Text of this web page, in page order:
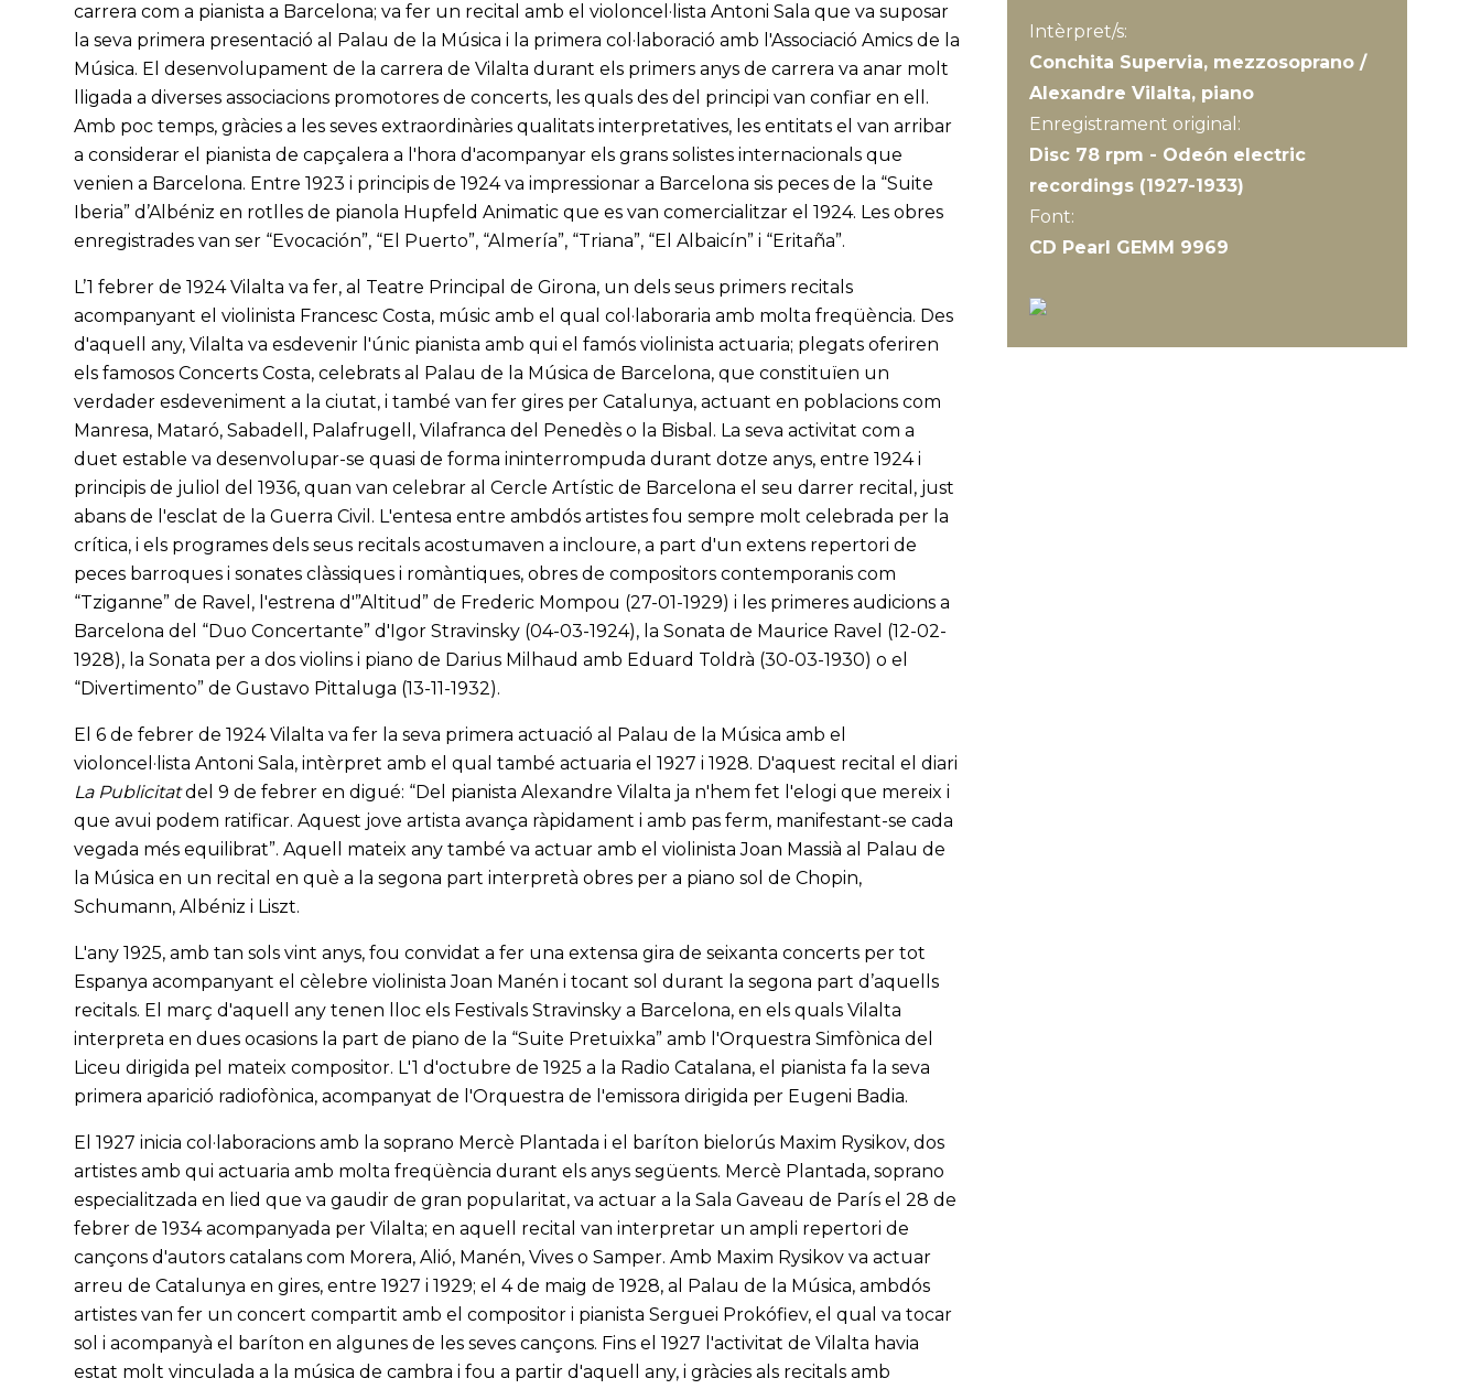
carrera com a pianista a Barcelona; va fer un recital amb el violoncel·lista Antoni Sala que va suposar
la seva primera presentació al Palau de la Música i la primera col·laboració amb l'Associació Amics de la
Música. El desenvolupament de la carrera de Vilalta durant els primers anys de carrera va anar molt
lligada a diverses associacions promotores de concerts, les quals des del principi van confiar en ell.
Amb poc temps, gràcies a les seves extraordinàries qualitats interpretatives, les entitats el van arribar
a considerar el pianista de capçalera a l'hora d'acompanyar els grans solistes internacionals que
venien a Barcelona. Entre 1923 i principis de 1924 va impressionar a Barcelona sis peces de la “Suite
Iberia” d’Albéniz en rotlles de pianola Hupfeld Animatic que es van comercialitzar el 1924. Les obres
enregistrades van ser “Evocación”, “El Puerto”, “Almería”, “Triana”, “El Albaicín” i “Eritaña”.
L’1 febrer de 1924 Vilalta va fer, al Teatre Principal de Girona, un dels seus primers recitals
acompanyant el violinista Francesc Costa, músic amb el qual col·laboraria amb molta freqüència. Des
d'aquell any, Vilalta va esdevenir l'únic pianista amb qui el famós violinista actuaria; plegats oferiren
els famosos Concerts Costa, celebrats al Palau de la Música de Barcelona, que constituïen un
verdader esdeveniment a la ciutat, i també van fer gires per Catalunya, actuant en poblacions com
Manresa, Mataró, Sabadell, Palafrugell, Vilafranca del Penedès o la Bisbal. La seva activitat com a
duet estable va desenvolupar-se quasi de forma ininterrompuda durant dotze anys, entre 1924 i
principis de juliol del 1936, quan van celebrar al Cercle Artístic de Barcelona el seu darrer recital, just
abans de l'esclat de la Guerra Civil. L'entesa entre ambdós artistes fou sempre molt celebrada per la
crítica, i els programes dels seus recitals acostumaven a incloure, a part d'un extens repertori de
peces barroques i sonates clàssiques i romàntiques, obres de compositors contemporanis com
“Tziganne” de Ravel, l'estrena d'”Altitud” de Frederic Mompou (27-01-1929) i les primeres audicions a
Barcelona del “Duo Concertante” d'Igor Stravinsky (04-03-1924), la Sonata de Maurice Ravel (12-02-
1928), la Sonata per a dos violins i piano de Darius Milhaud amb Eduard Toldrà (30-03-1930) o el
“Divertimento” de Gustavo Pittaluga (13-11-1932).
El 6 de febrer de 1924 Vilalta va fer la seva primera actuació al Palau de la Música amb el
violoncel·lista Antoni Sala, intèrpret amb el qual també actuaria el 1927 i 1928. D'aquest recital el diari
La Publicitatdel 9 de febrer en digué: “Del pianista Alexandre Vilalta ja n'hem fet l'elogi que mereix i
que avui podem ratificar. Aquest jove artista avança ràpidament i amb pas ferm, manifestant-se cada
vegada més equilibrat”. Aquell mateix any també va actuar amb el violinista Joan Massià al Palau de
la Música en un recital en què a la segona part interpretà obres per a piano sol de Chopin,
Schumann, Albéniz i Liszt.
L'any 1925, amb tan sols vint anys, fou convidat a fer una extensa gira de seixanta concerts per tot
Espanya acompanyant el cèlebre violinista Joan Manén i tocant sol durant la segona part d’aquells
recitals. El març d'aquell any tenen lloc els Festivals Stravinsky a Barcelona, en els quals Vilalta
interpreta en dues ocasions la part de piano de la “Suite Pretuixka” amb l'Orquestra Simfònica del
Liceu dirigida pel mateix compositor. L'1 d'octubre de 1925 a la Radio Catalana, el pianista fa la seva
primera aparició radiofònica, acompanyat de l'Orquestra de l'emissora dirigida per Eugeni Badia.
El 1927 inicia col·laboracions amb la soprano Mercè Plantada i el baríton bielorús Maxim Rysikov, dos
artistes amb qui actuaria amb molta freqüència durant els anys següents. Mercè Plantada, soprano
especialitzada en lied que va gaudir de gran popularitat, va actuar a la Sala Gaveau de París el 28 de
febrer de 1934 acompanyada per Vilalta; en aquell recital van interpretar un ampli repertori de
cançons d'autors catalans com Morera, Alió, Manén, Vives o Samper. Amb Maxim Rysikov va actuar
arreu de Catalunya en gires, entre 1927 i 1929; el 4 de maig de 1928, al Palau de la Música, ambdós
artistes van fer un concert compartit amb el compositor i pianista Serguei Prokófiev, el qual va tocar
sol i acompanyà el baríton en algunes de les seves cançons. Fins el 1927 l'activitat de Vilalta havia
estat molt vinculada a la música de cambra i fou a partir d'aquell any, i gràcies als recitals amb
Intèrpret/s:
Conchita Supervia, mezzosoprano /
Alexandre Vilalta, piano
Enregistrament original:
Disc 78 rpm - Odeón electric
recordings (1927-1933)
Font:
CD Pearl GEMM 9969